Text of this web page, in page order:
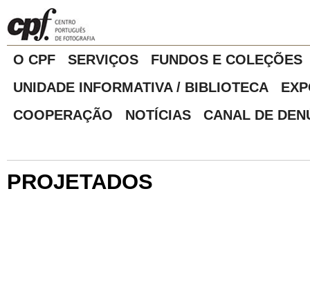
O CPF SERVIÇOS
FUNDOS E COLEÇÕES
UNIDADE INFORMATIVA / BIBLIOTECA
COOPERAÇÃO
NOTÍCIAS CANAL DE
PROJETADOS